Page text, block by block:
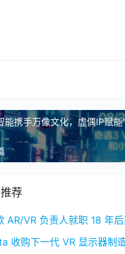
能携手万像文化，虚偶IP赋能
荐
收购下一代 VR 显示器制